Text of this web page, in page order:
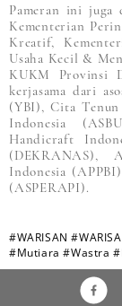
Pameran ini juga
Kementerian
Kreatif,
Usaha Kecil &
KUKM Provinsi
kerjasama dari
(YBI), Cita
Indonesia
Handicraft
(DEKRANAS),
Indonesia
(ASPERAPI).
#WARISAN
#Mutiara #Wastra